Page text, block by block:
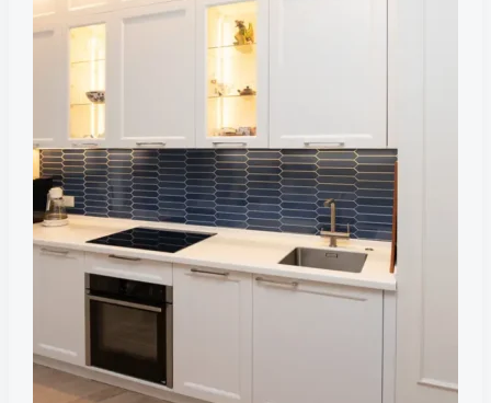
мебели,
кофе
городе,
миниатюры